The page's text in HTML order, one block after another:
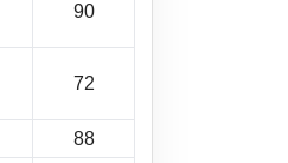
90
72
88